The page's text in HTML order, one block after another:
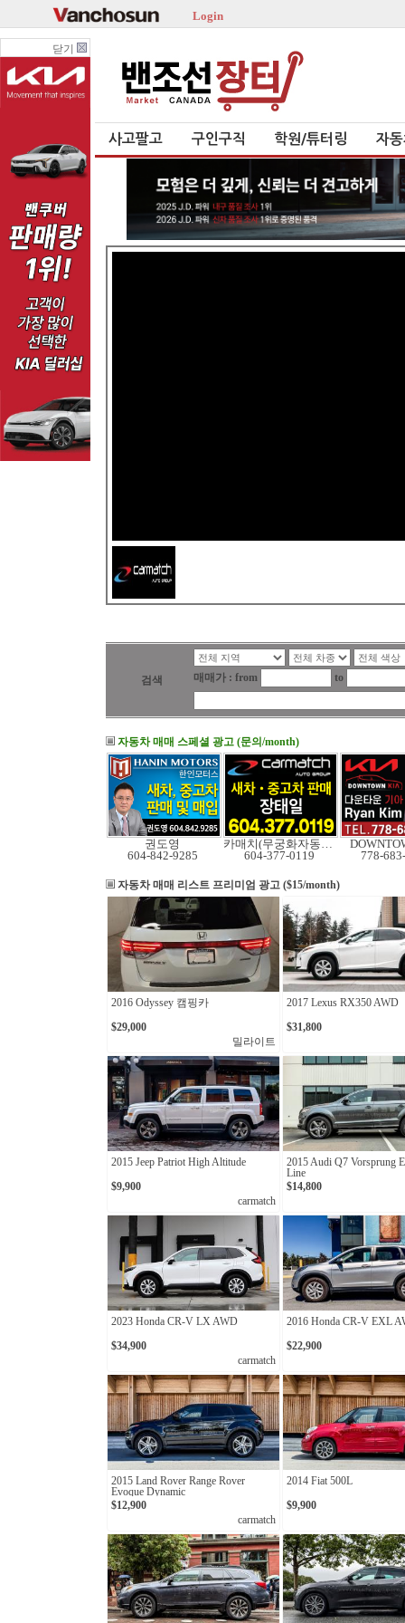
Login
닫기
사고팔고 구인구직 학원/튜터링 자
검색 매매가 : from to
자동차 매매 스페셜 광고 (문의/month)
권도영
604-842-9285
카매치(무궁화자동차)
604-377-0119
778-
자동차 매매 리스트 프리미엄 광고 ($15/month)
2016 Odyssey 캠핑카
$29,000
밀라이트
2017 Lexus RX350 AWD
$31,800
2015 Jeep Patriot High Altitude
$9,900
carmatch
2015 Audi Q7 Vorsprung
Line
$14,800
2023 Honda CR-V LX AWD
$34,900
carmatch
2016 Honda CR-V EXL
$22,900
2015 Land Rover Range Rover
Evoque Dynamic
$12,900
carmatch
2014 Fiat 500L
$9,900